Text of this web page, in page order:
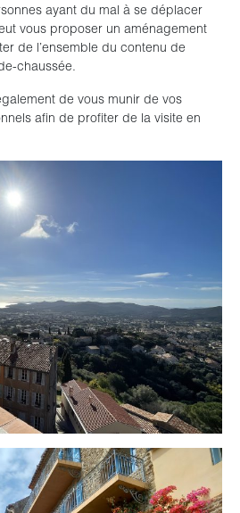
ayant du mal à se déplacer
vous proposer un aménagement
de l’ensemble du contenu de
chaussée.
de vous munir de vos
afin de profiter de la visite en